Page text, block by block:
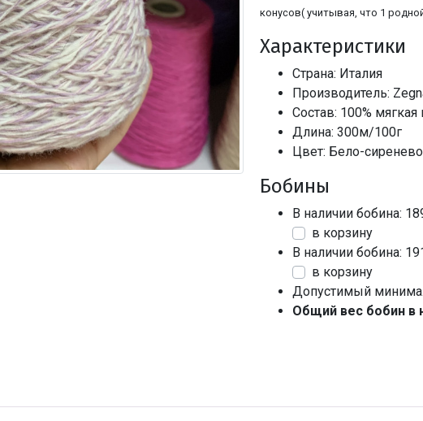
конусов( учитывая, что 1
Характеристики
Страна: Италия
Производитель:
Состав: 100% мягкая
Длина: 300м/100г
Цвет: Бело-
Бобины
В наличии бобина:
в корзину
В наличии бобина:
в корзину
Допустимый
Общий вес бобин в